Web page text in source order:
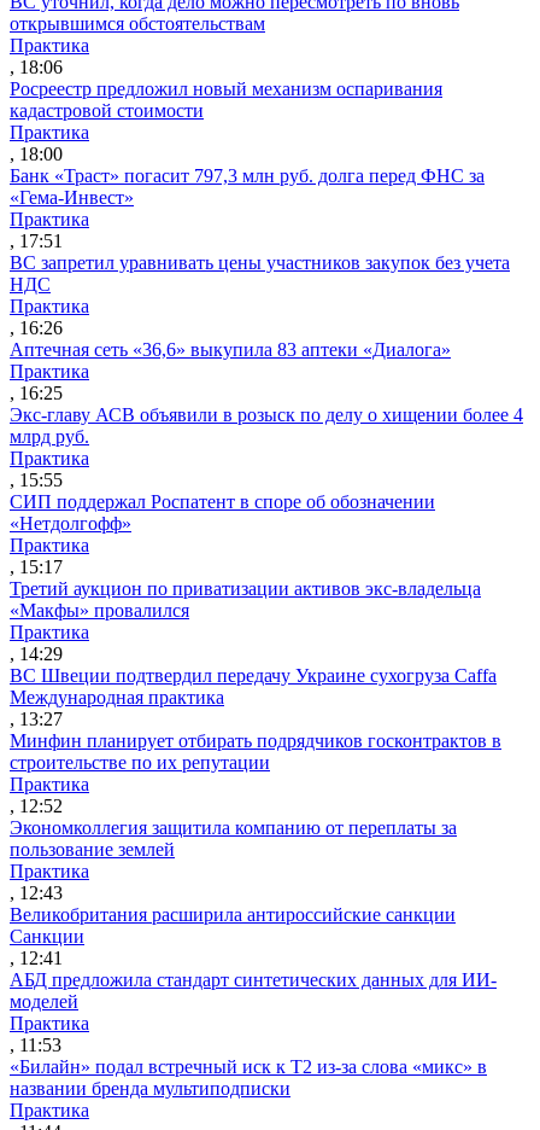
открывшимся обстоятельствам
Практика
, 18:06
Росреестр предложил новый механизм оспаривания
кадастровой стоимости
Практика
, 18:00
Банк «Траст» погасит 797,3 млн руб. долга перед ФНС за
«Гема-Инвест»
Практика
, 17:51
ВС запретил уравнивать цены участников закупок без учета
НДС
Практика
, 16:26
Аптечная сеть «36,6» выкупила 83 аптеки «Диалога»
Практика
, 16:25
Экс-главу АСВ объявили в розыск по делу о хищении более 4
млрд руб.
Практика
, 15:55
СИП поддержал Роспатент в споре об обозначении
«Нетдолгофф»
Практика
, 15:17
Третий аукцион по приватизации активов экс-владельца
«Макфы» провалился
Практика
, 14:29
ВС Швеции подтвердил передачу Украине сухогруза Caffa
Международная практика
, 13:27
Минфин планирует отбирать подрядчиков госконтрактов в
строительстве по их репутации
Практика
, 12:52
Экономколлегия защитила компанию от переплаты за
пользование землей
Практика
, 12:43
Великобритания расширила антироссийские санкции
Санкции
, 12:41
АБД предложила стандарт синтетических данных для ИИ-
моделей
Практика
, 11:53
«Билайн» подал встречный иск к Т2 из-за слова «микс» в
названии бренда мультиподписки
Практика